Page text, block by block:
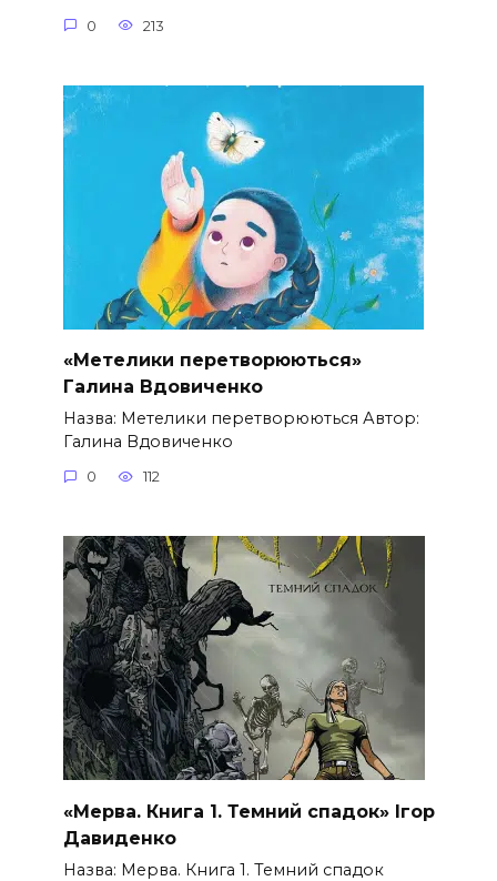
0 213
«Метелики перетворюються»
Галина Вдовиченко
Назва: Метелики перетворюються Автор:
Галина Вдовиченко
0 112
«Мерва. Книга 1. Темний спадок» Ігор
Давиденко
Назва: Мерва. Книга 1. Темний спадок